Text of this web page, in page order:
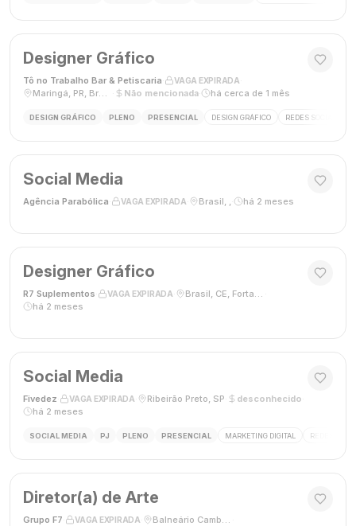
Designer Gráfico
Tô no Trabalho Bar & Petiscaria VAGA EXPIRADA
Maringá, PR, Brasil
Não mencionada há cerca de 1 mês
DESIGN GRÁFICO PLENO PRESENCIAL DESIGN GRÁFICO REDES SOCIAIS
Social Media
Agência Parabólica VAGA EXPIRADA Brasil, , há 2 meses
Designer Gráfico
R7 Suplementos VAGA EXPIRADA Brasil, CE, Fortaleza
há 2 meses
Social Media
Fivedez VAGA EXPIRADA Ribeirão Preto, SP desconhecido
há 2 meses
SOCIAL MEDIA PJ PLENO PRESENCIAL MARKETING DIGITAL REDES
Diretor(a) de Arte
Grupo F7 VAGA EXPIRADA Balneário Camboriú, SC, Brasil